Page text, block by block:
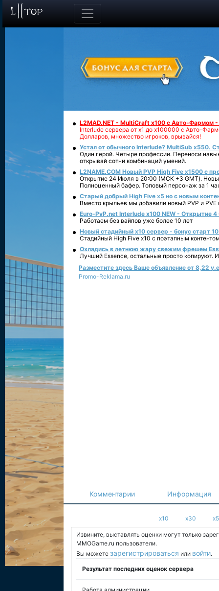
L2MAD.NET - MultiCraft x100 с Авто-Фармом
Interlude сервера от х1 до х100000 с Авто-
Долларов, множество игроков, врывайся!
Устал от обычного Interlude? MultiSub x550.
Один герой. Четыре профессии. Переноси
открывай сотни комбинаций умений.
L2NAME.COM Новый PVP High Five x1500 с
Открытие 24 Июля в 20:00 (МСК +3 GMT).
Полноценный бафер. Топовый персонаж за 1
Старый добрый High Five x5 но с новым
Вместо крыльев мы добавили новый PVP и PVE
Euro-PvP.net Interlude х100 NEW - Открытие 4
Работаем без вайпов уже более 10 лет
Новый стадийный х10 сервер - бонус старт
Стадийный High Five x10 с поэтапным
Охладись в летнюю жару свежим фрешем
Лучший Essence, остальные просто копируют.
Разместите здесь Ваше объявление от 8,22
Promo-Reklama.ru
Комментарии Информация
x10 x30
Извините, выставлять оценки могут только
MMOGame.ru пользователи.
Вы можете зарегистрироваться или войти.
Результат последних оценок сервера